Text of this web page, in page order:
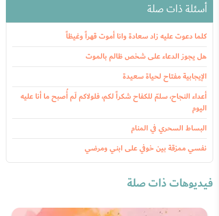
أسئلة ذات صلة
كلما دعوت عليه زاد سعادة وانا أموت قهراً وغيظاً
هل يجوز الدعاء على شخص ظالم بالموت
الإيجابية مفتاح لحياة سعيدة
أعداء النجاح، سلمّ للكفاح شكراً لكم، فلولاكم لَم أُصبح ما أنا عليه
اليوم
البساط السحري في المنام
نفسي ممزقة بين خوفي على ابني ومرضي
فيديوهات ذات صلة